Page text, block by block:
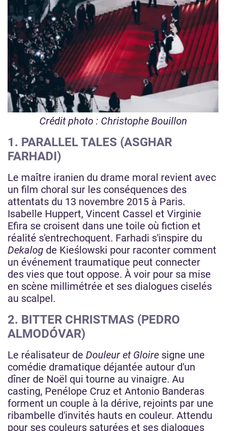
Crédit photo : Christophe Bouillon
1. PARALLEL TALES (ASGHAR
FARHADI)
Le maître iranien du drame moral revient avec
un film choral sur les conséquences des
attentats du 13 novembre 2015 à Paris.
Isabelle Huppert, Vincent Cassel et Virginie
Efira se croisent dans une toile où fiction et
réalité s'entrechoquent. Farhadi s'inspire du
Dekalog de Kieślowski pour raconter comment
un événement traumatique peut connecter
des vies que tout oppose. À voir pour sa mise
en scène millimétrée et ses dialogues ciselés
au scalpel.
2. BITTER CHRISTMAS (PEDRO
ALMODÓVAR)
Le réalisateur de Douleur et Gloire signe une
comédie dramatique déjantée autour d'un
dîner de Noël qui tourne au vinaigre. Au
casting, Penélope Cruz et Antonio Banderas
forment un couple à la dérive, rejoints par une
ribambelle d'invités hauts en couleur. Attendu
pour ses couleurs saturées et ses dialogues